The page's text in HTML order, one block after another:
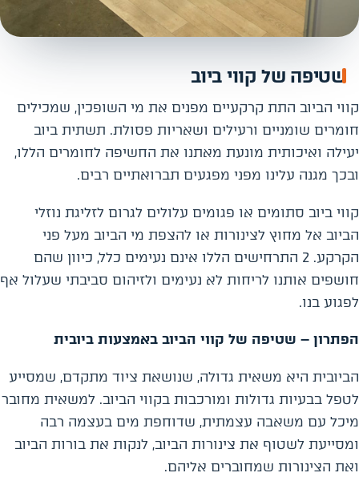
שטיפה של קווי ביוב
קווי הביוב התת קרקעיים מפנים את מי השופכין, שמכילים
חומרים שומניים ורעילים ושאריות פסולת. תשתית ביוב
יעילה ואיכותית מונעת מאתנו את החשיפה לחומרים הללו,
ובכך מגנה עלינו מפני מפגעים תברואתיים רבים.
קווי ביוב סתומים או פגומים עלולים לגרום לזליגת נוזלי
הביוב אל מחוץ לצינורות או להצפת מי הביוב מעל פני
הקרקע. 2 התרחישים הללו אינם נעימים כלל, כיוון שהם
חושפים אותנו לריחות לא נעימים ולזיהום סביבתי שעלול אף
לפגוע בנו.
הפתרון – שטיפה של קווי הביוב באמצעות ביובית
הביובית היא משאית גדולה, שנושאת ציוד מתקדם, שמסייע
לטפל בבעיות גדולות ומורכבות בקווי הביוב. למשאית מחובר
מיכל עם משאבה עצמתית, שדוחפת מים בעצמה רבה
ומסייעת לשטוף את צינורות הביוב, לנקות את בורות הביוב
ואת הצינורות שמחוברים אליהם.